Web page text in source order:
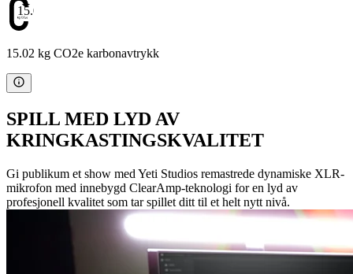
15.02
15.02 kg CO2e karbonavtrykk
SPILL MED LYD AV
KRINGKASTINGSKVALITET
Gi publikum et show med Yeti Studios remastrede dynamiske XLR-
mikrofon med innebygd ClearAmp-teknologi for en lyd av
profesjonell kvalitet som tar spillet ditt til et helt nytt nivå.